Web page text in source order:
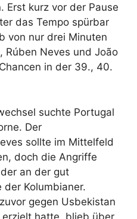
Erst kurz vor der Pause
das Tempo spürbar
von nur drei Minuten
Rúben Neves und João
in der 39., 40.
suchte Portugal
Der
sollte im Mittelfeld
doch die Angriffe
an der gut
der Kolumbianer.
gegen Usbekistan
erzielt hatte, blieb über